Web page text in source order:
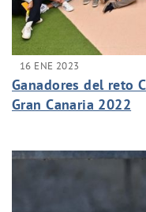
16 ENE 2023
Ganadores del reto
Gran Canaria 2022